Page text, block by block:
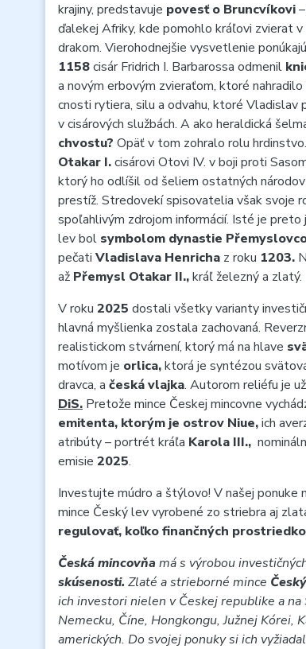
krajiny, predstavuje povesť o Bruncvíkovi
ďalekej Afriky, kde pomohlo kráľovi zvierat
drakom. Vierohodnejšie vysvetlenie ponúkajú
1158cisár Fridrich I. Barbarossa odmenil
a novým erbovým zvieraťom, ktoré
cnosti rytiera, silu a odvahu, ktoré Vladislav
v cisárových službách. A ako heraldická
chvostu? Opäť v tom zohralo rolu
Otakar I.cisárovi Otovi IV. v boji proti
ktorý ho odlíšil od šeliem ostatných
prestíž. Stredovekí spisovatelia však svoje
spoľahlivým zdrojom informácií. Isté je
lev bol symbolom dynastie
pečati Vladislava Henricha z roku 1203.
až Přemysl Otakar II.,kráľ železný a zlatý.
V roku 2025 dostali všetky varianty
hlavná myšlienka zostala zachovaná.
realistickom stvárnení, ktorý má na hlave
motívom je orlica,ktorá je syntézou
dravca, a česká vlajka. Autorom reliéfu je
DiS. Pretože mince Českej mincovne
emitenta, ktorým je ostrov Niue,ich
atribúty – portrét kráľa Karola III.,
emisie 2025.
Investujte múdro a štýlovo! V našej ponuke
mince Český lev vyrobené zo striebra aj
regulovať, koľko finančných
Česká mincovňa má s výrobou
skúsenosti. Zlaté a strieborné mince
ich investori nielen v Českej republike a na
Nemecku, Číne, Hongkongu, Južnej Kórei,
amerických. Do svojej ponuky si ich